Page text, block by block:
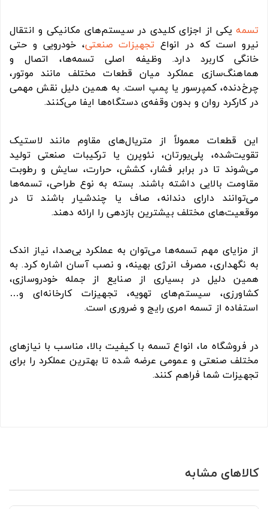
تسمه یکی از اجزای کلیدی در سیستم‌های مکانیکی و انتقال
نیرو است که در انواع تجهیزات صنعتی، خودرویی و حتی
خانگی کاربرد دارد. وظیفه اصلی تسمه‌ها، اتصال و
هماهنگ‌سازی عملکرد میان قطعات مختلف مانند موتور،
چرخ‌دنده، کمپرسور یا پمپ است. به همین دلیل نقش مهمی
در کارکرد روان و بدون وقفه‌ی دستگاه‌ها ایفا می‌کنند.
این قطعات معمولاً از متریال‌های مقاوم مانند لاستیک
تقویت‌شده، پلی‌یورتان، نئوپرن یا ترکیبات صنعتی تولید
می‌شوند تا در برابر فشار، کشش، حرارت، سایش و رطوبت
مقاومت بالایی داشته باشند. بسته به نوع طراحی، تسمه‌ها
می‌توانند دارای دندانه، صاف یا چندشیار باشند تا در
موقعیت‌های مختلف بیشترین بازدهی را ارائه دهند.
از مزایای مهم تسمه‌ها می‌توان به عملکرد بی‌صدا، نیاز اندک
به نگهداری، مصرف انرژی بهینه، و نصب آسان اشاره کرد. به
همین دلیل در بسیاری از صنایع از جمله خودروسازی،
کشاورزی، سیستم‌های تهویه، تجهیزات کارخانه‌ای و…
استفاده از تسمه امری رایج و ضروری است.
در فروشگاه ما، انواع تسمه با کیفیت بالا، مناسب با نیازهای
مختلف صنعتی و عمومی عرضه شده تا بهترین عملکرد را برای
تجهیزات شما فراهم کنند.
کالاهای مشابه